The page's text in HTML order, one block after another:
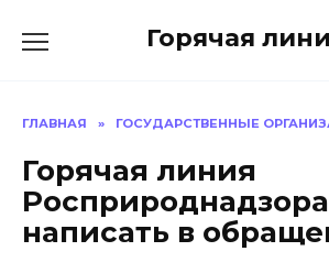
Горячая
ГЛАВНАЯ » ГОСУДАРСТВЕННЫЕ
Горячая линия
написать в